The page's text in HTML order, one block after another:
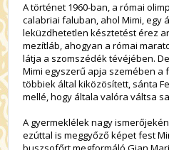
A történet 1960-ban, a római
calabriai faluban, ahol Mimi, egy
leküzdhetetlen késztetést érez
mezítláb, ahogyan a római
látja a szomszédék tévéjében.
Mimi egyszerű apja szemében a
többiek által kiközösített, sánta
mellé, hogy általa valóra váltsa
A gyermeklélek nagy
ezúttal is meggyőző képet fest